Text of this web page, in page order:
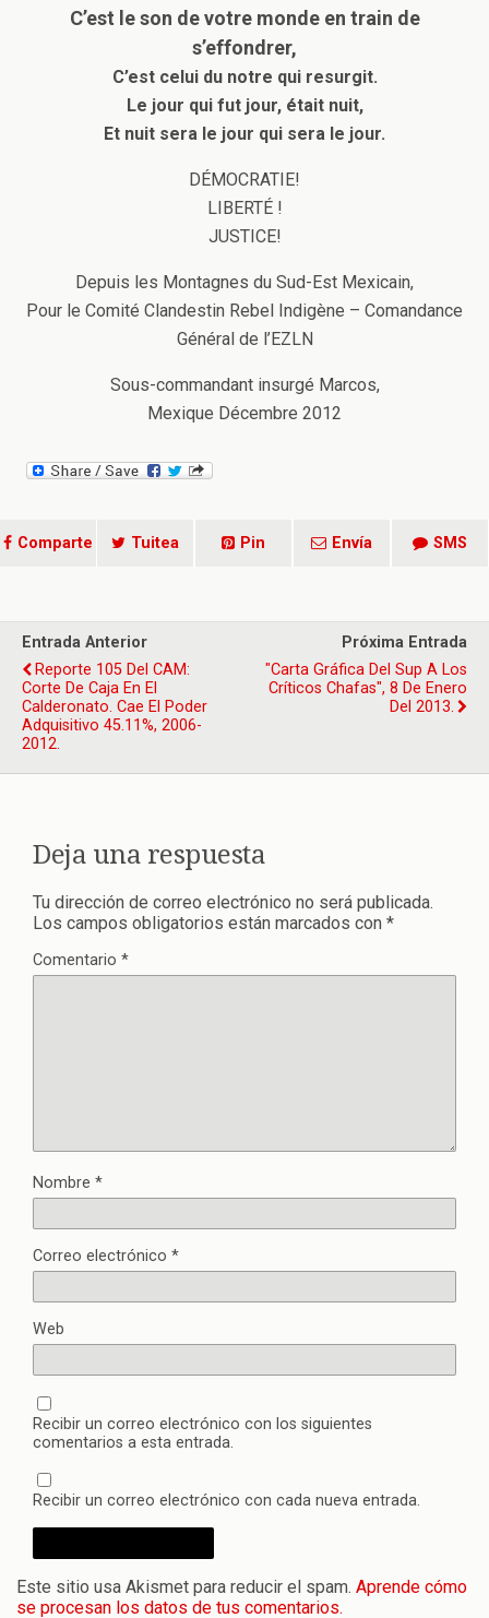
C’est le son de votre monde en train de
s’effondrer,
C’est celui du notre qui resurgit.
Le jour qui fut jour, était nuit,
Et nuit sera le jour qui sera le jour.
DÉMOCRATIE!
LIBERTÉ !
JUSTICE!
Depuis les Montagnes du Sud-Est Mexicain,
Pour le Comité Clandestin Rebel Indigène – Comandance
Général de l’EZLN
Sous-commandant insurgé Marcos,
Mexique Décembre 2012
Comparte Tuitea Pin Envía SMS
Entrada Anterior
Reporte 105 Del CAM:
Corte De Caja En El
Calderonato. Cae El Poder
Adquisitivo 45.11%, 2006-
2012.
Próxima Entrada
"Carta Gráfica Del Sup A Los
Críticos Chafas", 8 De Enero
Del 2013.
Deja una respuesta
Tu dirección de correo electrónico no será publicada.
Los campos obligatorios están marcados con *
Comentario *
Nombre *
Correo electrónico *
Web
Recibir un correo electrónico con los siguientes
comentarios a esta entrada.
Recibir un correo electrónico con cada nueva entrada.
Este sitio usa Akismet para reducir el spam. Aprende cómo
se procesan los datos de tus comentarios.